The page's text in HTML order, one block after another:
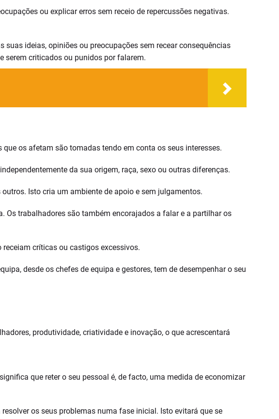
ou explicar erros sem receio de repercussões negativas.
ideias, opiniões ou preocupações sem recear consequências
serem criticados ou punidos por falarem.
os afetam são tomadas tendo em conta os seus interesses.
da sua origem, raça, sexo ou outras diferenças.
Isto cria um ambiente de apoio e sem julgamentos.
Os trabalhadores são também encorajados a falar e a partilhar os
críticas ou castigos excessivos.
desde os chefes de equipa e gestores, tem de desempenhar o seu
produtividade, criatividade e inovação, o que acrescentará
que reter o seu pessoal é, de facto, uma medida de economizar
os seus problemas numa fase inicial. Isto evitará que se